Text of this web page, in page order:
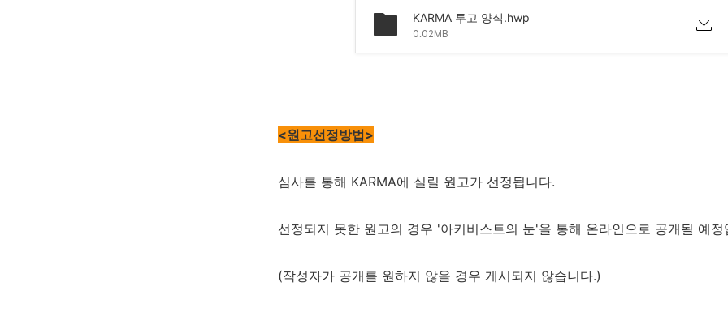
KARMA 투고 양식.hwp
0.02MB
<원고선정방법>
심사를 통해 KARMA에 실릴 원고가 선정됩니다.
선정되지 못한 원고의 경우 '아키비스트의 눈'을 통해 온라인으로 공개될 예정
(작성자가 공개를 원하지 않을 경우 게시되지 않습니다.)